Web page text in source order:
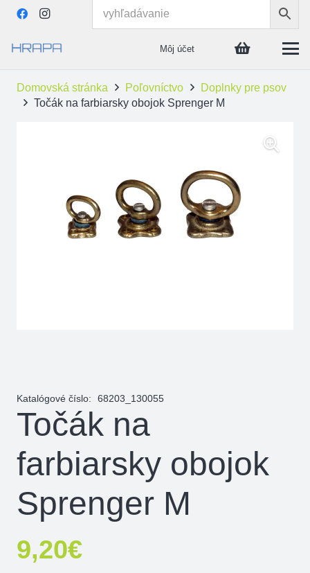
Môj účet
Domovská stránka Poľovníctvo
Doplnky pre psov
Točák na farbiarsky obojok Sprenger M
Katalógové číslo: 68203_130055
Točák na
farbiarsky obojok
Sprenger M
9,20€